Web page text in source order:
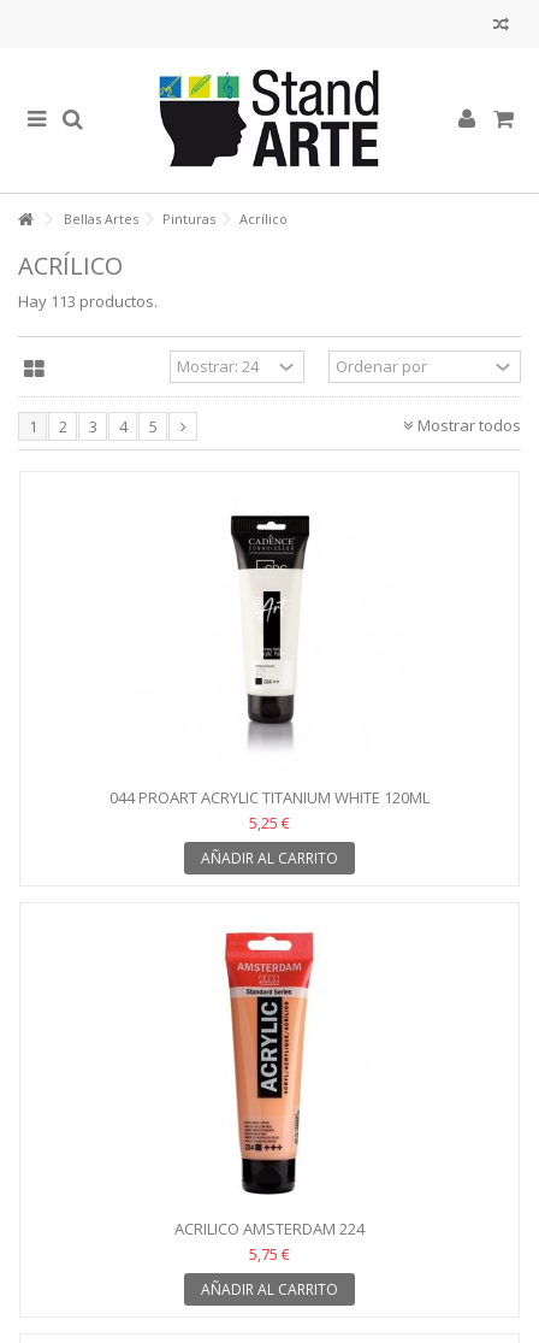
Bellas Artes Pinturas Acrílico
ACRÍLICO
Hay 113 productos.
Mostrar todos
1 2 3 4 5
044 PROART ACRYLIC TITANIUM WHITE 120ML
5,25 €
AÑADIR AL CARRITO
ACRILICO AMSTERDAM 224
5,75 €
AÑADIR AL CARRITO